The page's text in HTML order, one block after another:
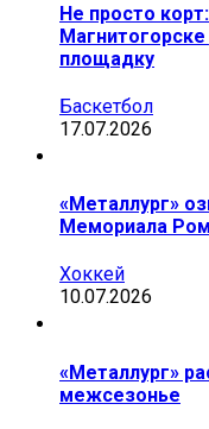
Не просто
площадку
Баскетбол
17.07.2026
«Металлург»
Мемориала
Хоккей
10.07.2026
«Металлург»
межсезонье